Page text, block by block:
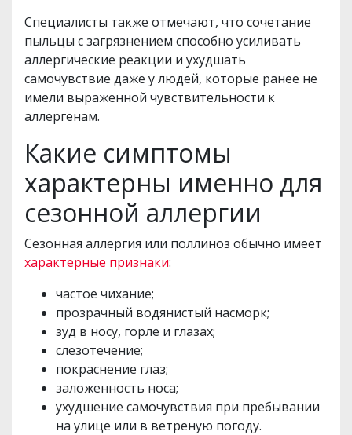
Специалисты также отмечают, что сочетание
пыльцы с загрязнением способно усиливать
аллергические реакции и ухудшать
самочувствие даже у людей, которые ранее не
имели выраженной чувствительности к
аллергенам.
Какие симптомы
характерны именно для
сезонной аллергии
Сезонная аллергия или поллиноз обычно имеет
характерные признаки:
частое чихание;
прозрачный водянистый насморк;
зуд в носу, горле и глазах;
слезотечение;
покраснение глаз;
заложенность носа;
ухудшение самочувствия при пребывании
на улице или в ветреную погоду.